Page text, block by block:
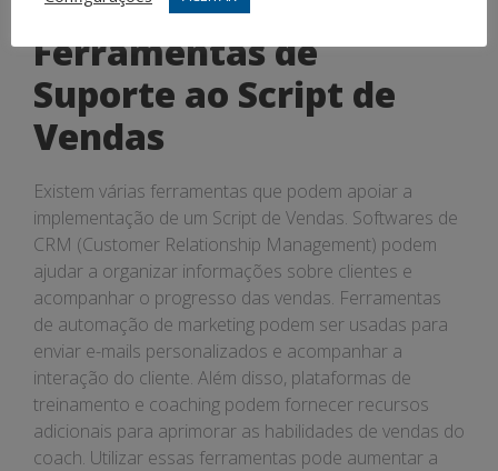
Ferramentas de
Suporte ao Script de
Vendas
Existem várias ferramentas que podem apoiar a
implementação de um Script de Vendas. Softwares de
CRM (Customer Relationship Management) podem
ajudar a organizar informações sobre clientes e
acompanhar o progresso das vendas. Ferramentas
de automação de marketing podem ser usadas para
enviar e-mails personalizados e acompanhar a
interação do cliente. Além disso, plataformas de
treinamento e coaching podem fornecer recursos
adicionais para aprimorar as habilidades de vendas do
coach. Utilizar essas ferramentas pode aumentar a